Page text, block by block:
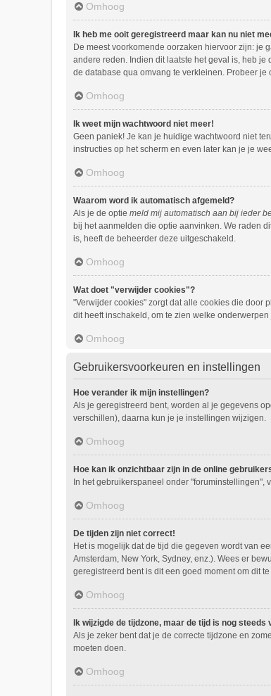
Omhoog
Ik heb me ooit geregistreerd maar kan nu niet
De meest voorkomende oorzaken hiervoor zijn: je
andere reden. Indien dit laatste het geval is, heb
de database qua omvang te verkleinen. Probeer
Omhoog
Ik weet mijn wachtwoord niet meer!
Geen paniek! Je kan je huidige wachtwoord niet
instructies op het scherm en even later kan je je
Omhoog
Waarom word ik automatisch afgemeld?
Als je de optie meld mij automatisch aan bij ieder
bij het aanmelden die optie aanvinken. We raden
is, heeft de beheerder deze uitgeschakeld.
Omhoog
Wat doet "verwijder cookies"?
"Verwijder cookies" zorgt dat alle cookies die door
dit heeft inschakeld, om te zien welke
Omhoog
Gebruikersvoorkeuren en instellingen
Hoe verander ik mijn instellingen?
Als je geregistreerd bent, worden al je gegevens
verschillen), daarna kun je je instellingen wijzigen.
Omhoog
Hoe kan ik onzichtbaar zijn in de online
In het gebruikerspaneel onder "foruminstellingen",
Omhoog
De tijden zijn niet correct!
Het is mogelijk dat de tijd die gegeven wordt van
Amsterdam, New York, Sydney, enz.). Wees er
geregistreerd bent is dit een goed moment om dit
Omhoog
Ik wijzigde de tijdzone, maar de tijd is nog steeds
Als je zeker bent dat je de correcte tijdzone en
moeten doen.
Omhoog